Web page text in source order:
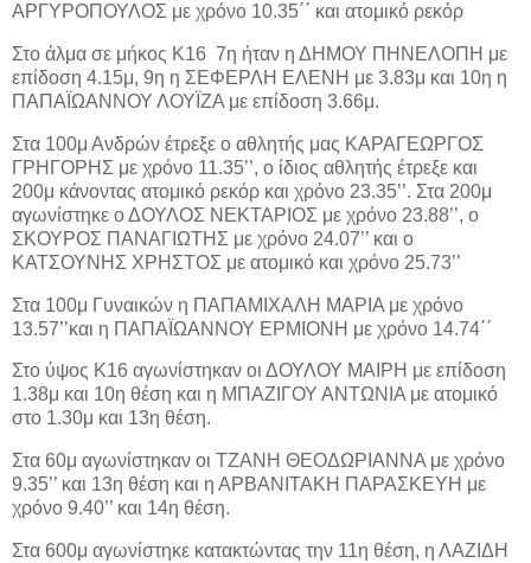
ΑΡΓΥΡΟΠΟΥΛΟΣ με χρόνο 10.35΄΄ και ατομικό ρεκόρ
Στο άλμα σε μήκος Κ16 7η ήταν η ΔΗΜΟΥ ΠΗΝΕΛΟΠΗ με
επίδοση 4.15μ, 9η η ΣΕΦΕΡΛΗ ΕΛΕΝΗ με 3.83μ και 10η η
ΠΑΠΑΪΩΑΝΝΟΥ ΛΟΥΪΖΑ με επίδοση 3.66μ.
Στα 100μ Ανδρών έτρεξε ο αθλητής μας ΚΑΡΑΓΕΩΡΓΟΣ
ΓΡΗΓΟΡΗΣ με χρόνο 11.35’’, ο ίδιος αθλητής έτρεξε και
200μ κάνοντας ατομικό ρεκόρ και χρόνο 23.35’’. Στα 200μ
αγωνίστηκε ο ΔΟΥΛΟΣ ΝΕΚΤΑΡΙΟΣ με χρόνο 23.88’’, ο
ΣΚΟΥΡΟΣ ΠΑΝΑΓΙΩΤΗΣ με χρόνο 24.07’’ και ο
ΚΑΤΣΟΥΝΗΣ ΧΡΗΣΤΟΣ με ατομικό και χρόνο 25.73’’
Στα 100μ Γυναικών η ΠΑΠΑΜΙΧΑΛΗ ΜΑΡΙΑ με χρόνο
13.57’’και η ΠΑΠΑΪΩΑΝΝΟΥ ΕΡΜΙΟΝΗ με χρόνο 14.74΄΄
Στο ύψος Κ16 αγωνίστηκαν οι ΔΟΥΛΟΥ ΜΑΙΡΗ με επίδοση
1.38μ και 10η θέση και η ΜΠΑΖΙΓΟΥ ΑΝΤΩΝΙΑ με ατομικό
στο 1.30μ και 13η θέση.
Στα 60μ αγωνίστηκαν οι ΤΖΑΝΗ ΘΕΟΔΩΡΙΑΝΝΑ με χρόνο
9.35’’ και 13η θέση και η ΑΡΒΑΝΙΤΑΚΗ ΠΑΡΑΣΚΕΥΗ με
χρόνο 9.40’’ και 14η θέση.
Στα 600μ αγωνίστηκε κατακτώντας την 11η θέση, η ΛΑΖΙΔΗ